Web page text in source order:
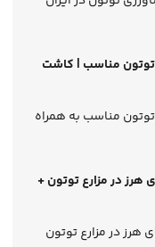
توتون مناسب | کاشت
مناسب به همراه
در مزارع توتون +
هرز در مزارع توتون